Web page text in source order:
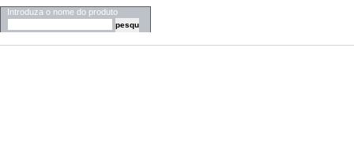
Introduza o nome do produto